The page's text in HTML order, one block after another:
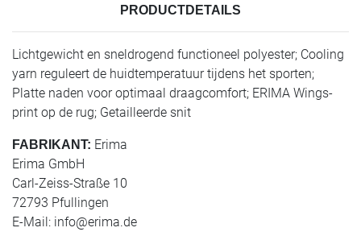
PRODUCTDETAILS
Lichtgewicht en sneldrogend functioneel polyester; Cooling
yarn reguleert de huidtemperatuur tijdens het sporten;
Platte naden voor optimaal draagcomfort; ERIMA Wings-
print op de rug; Getailleerde snit
FABRIKANT: Erima
Erima GmbH
Carl-Zeiss-Straße 10
72793 Pfullingen
E-Mail: info@erima.de